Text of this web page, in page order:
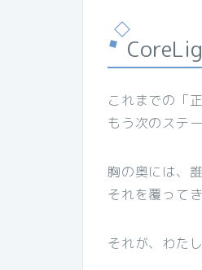
これまでの「
もう次のステ
胸の奥には、
それを覆って
それが、わた